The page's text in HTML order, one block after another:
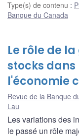
Type(s) de contenu :
Banque du Canada
Le rôle de
stocks
l'économie
Revue de la Banque
Lau
Les variations des
le passé un rôle